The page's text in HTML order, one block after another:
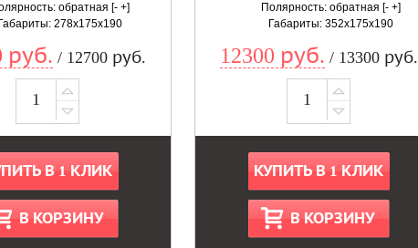
обратная [- +]
Габариты: 278x175x190
руб. / 12700 руб.
В 1 КЛИК
В КОРЗИНУ
Полярность: обратная [- +]
Габариты: 352x175x190
12300 руб. / 13300 руб.
КУПИТЬ В 1 КЛИК
В КОРЗИНУ